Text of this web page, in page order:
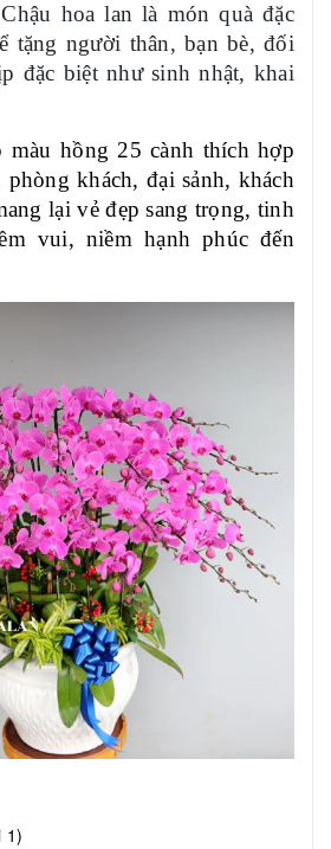
hoa lan là món quà đặc
tặng người thân, bạn bè, đối
đặc biệt như sinh nhật, khai
màu hồng 25 cành thích hợp
khách, đại sảnh, khách
lại vẻ đẹp sang trọng, tinh
vui, niềm hạnh phúc đến
1)